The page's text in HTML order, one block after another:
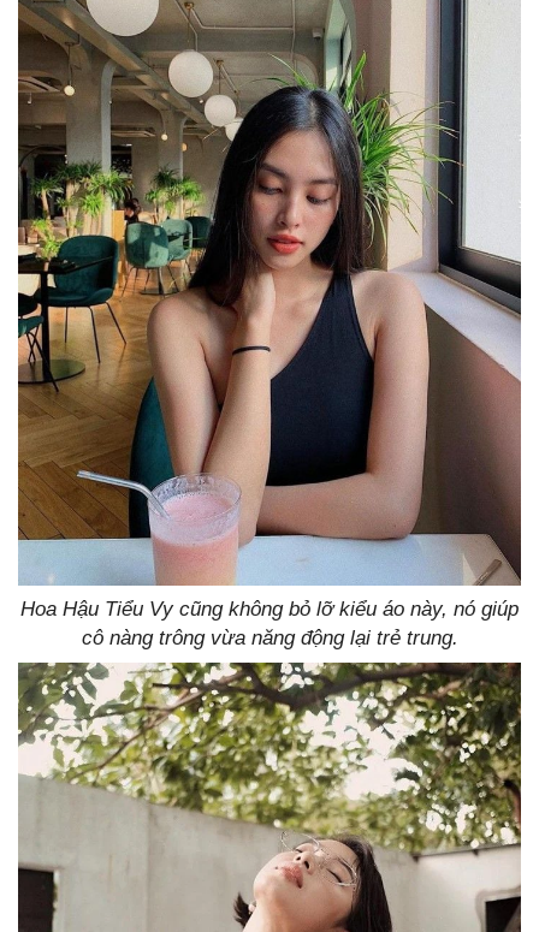
Hoa Hậu Tiểu Vy cũng không bỏ lỡ kiểu áo này, nó giúp
cô nàng trông vừa năng động lại trẻ trung.